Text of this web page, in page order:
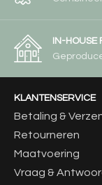
IN-HOUSE
KLANTENSERVICE
Betaling &
Retourneren
Maatvoering
Vraag &